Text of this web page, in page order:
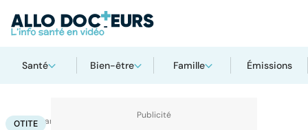
Santé Bien-être Famille Émissions
Accueil Santé
OTITE